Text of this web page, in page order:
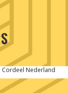
Controlec Engineering